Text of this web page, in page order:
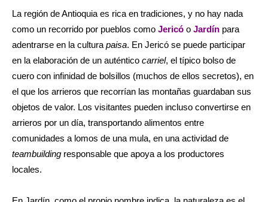
La región de Antioquia es rica en tradiciones, y no hay nada
como un recorrido por pueblos como Jericó o Jardín para
adentrarse en la cultura paisa. En Jericó se puede participar
en la elaboración de un auténtico carriel, el típico bolso de
cuero con infinidad de bolsillos (muchos de ellos secretos), en
el que los arrieros que recorrían las montañas guardaban sus
objetos de valor. Los visitantes pueden incluso convertirse en
arrieros por un día, transportando alimentos entre
comunidades a lomos de una mula, en una actividad de
teambuilding responsable que apoya a los productores
locales.